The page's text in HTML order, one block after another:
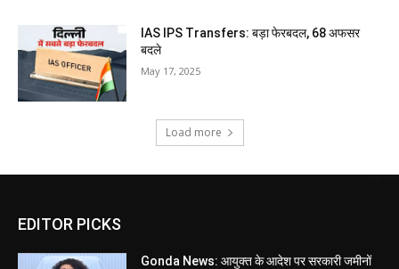
IAS IPS Transfers: बड़ा फेरबदल, 68 अफसर
बदले
May 17, 2025
Load more
EDITOR PICKS
Gonda News: आयुक्त के आदेश पर सरकारी जमीनों